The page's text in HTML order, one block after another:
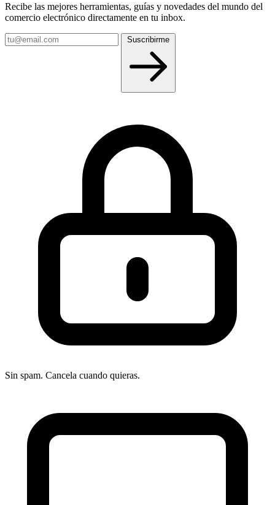
Recibe las mejores herramientas, guías y novedades del mundo del
comercio electrónico directamente en tu inbox.
Tu
email
Suscribirme
Sin spam. Cancela cuando quieras.